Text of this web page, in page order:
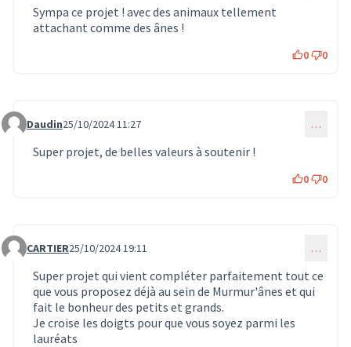
Sympa ce projet ! avec des animaux tellement
attachant comme des ânes !
0 0
Commentaire 829
Daudin25/10/2024 11:27 …
Super projet, de belles valeurs à soutenir !
0 0
Commentaire 837
CARTIER25/10/2024 19:11 …
Super projet qui vient compléter parfaitement tout ce
que vous proposez déjà au sein de Murmur'ânes et qui
fait le bonheur des petits et grands.
Je croise les doigts pour que vous soyez parmi les
lauréats